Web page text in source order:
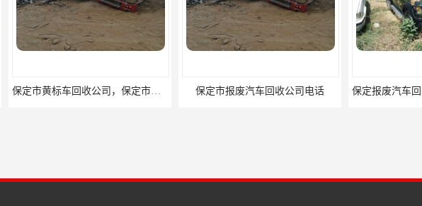
保定市黄标车回收公司，保定市废旧汽车回收电话 保定市报废汽车回收公司电话